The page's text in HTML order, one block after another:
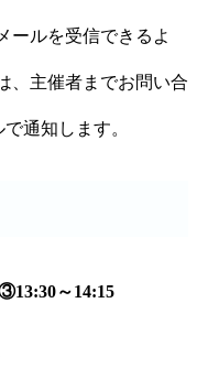
ールを受信できるよ
主催者までお問い合
通知します。
～14:15